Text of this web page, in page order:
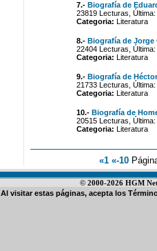
7.- Biografía de
23819 Lecturas,
Categoria: Literatura
8.- Biografía de Jorge
22404 Lecturas,
Categoria: Literatura
9.- Biografía de
21733 Lecturas,
Categoria: Literatura
10.- Biografía de
20515 Lecturas,
Categoria: Literatura
«1 «-10
© 2000-2026 HGM
Al visitar estas páginas, acepta los